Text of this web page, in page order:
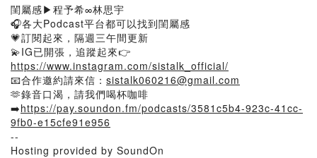
閨屬感▶程予希∞林思宇
🎧各大Podcast平台都可以找到閨屬感
💗訂閱起來，隔週三午間更新
💫IG已開張，追蹤起來👉
https://www.instagram.com/sistalk_official/
📧合作邀約請來信： sistalk060216@gmail.com
🫶錄音口渴，請我們喝杯咖啡
➡️https://pay.soundon.fm/podcasts/3581c5b4-923c-41cc-
9fb0-e15cfe91e956
--
Hosting provided by SoundOn